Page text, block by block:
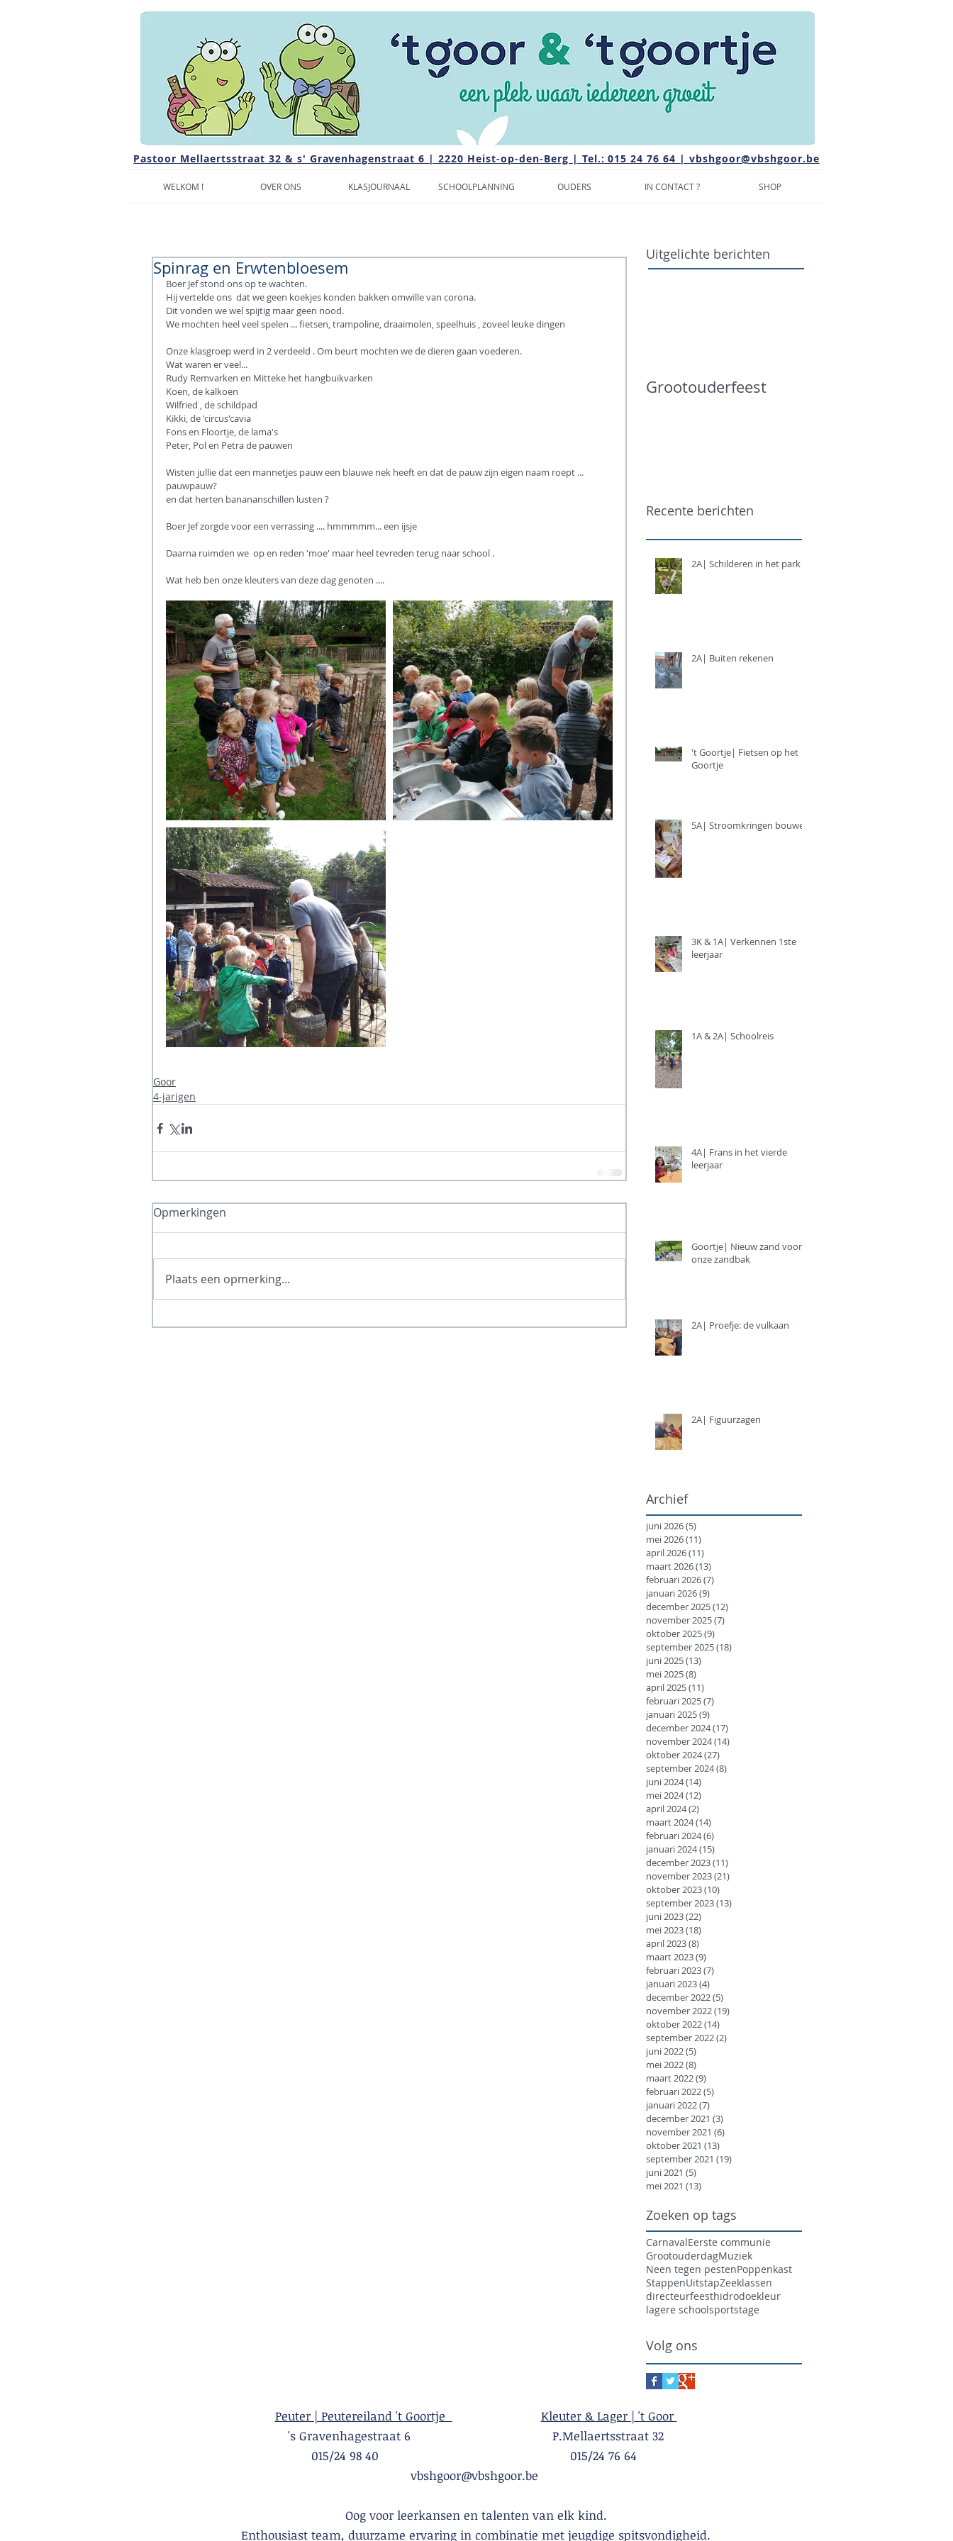
Pastoor Mellaertsstraat 32 & s' Gravenhagenstraat 6 | 2220 Heist-op-den-Berg | Tel.: 015 24 76 64 |vbshgoor@vbshgoor.be
WELKOM ! OVER ONS KLASJOURNAAL SCHOOLPLANNING OUDERS IN CONTACT ? SHOP
Spinrag en Erwtenbloesem
Boer Jef stond ons op te wachten.
Hij vertelde ons  dat we geen koekjes konden bakken omwille van corona.
Dit vonden we wel spijtig maar geen nood.
We mochten heel veel spelen ... fietsen, trampoline, draaimolen, speelhuis , zoveel leuke dingen
Onze klasgroep werd in 2 verdeeld . Om beurt mochten we de dieren gaan voederen.
Wat waren er veel...
Rudy Remvarken en Mitteke het hangbuikvarken
Koen, de kalkoen
Wilfried , de schildpad
Kikki, de 'circus'cavia
Fons en Floortje, de lama's
Peter, Pol en Petra de pauwen
Wisten jullie dat een mannetjes pauw een blauwe nek heeft en dat de pauw zijn eigen naam roept ...
pauwpauw?
en dat herten banananschillen lusten ?
Boer Jef zorgde voor een verrassing .... hmmmmm... een ijsje
Daarna ruimden we  op en reden 'moe' maar heel tevreden terug naar school .
Wat heb ben onze kleuters van deze dag genoten ....
Goor
4-jarigen
Opmerkingen
Plaats een opmerking...
Uitgelichte berichten
Grootouderfeest
Recente berichten
2A| Schilderen in het park
2A| Buiten rekenen
't Goortje| Fietsen op het
Goortje
5A| Stroomkringen bouwen
3K & 1A| Verkennen 1ste
leerjaar
1A & 2A| Schoolreis
4A| Frans in het vierde
leerjaar
Goortje| Nieuw zand voor
onze zandbak
2A| Proefje: de vulkaan
2A| Figuurzagen
Archief
juni 2026(5)
mei 2026(11)
april 2026(11)
maart 2026(13)
februari 2026(7)
januari 2026(9)
december 2025(12)
november 2025(7)
oktober 2025(9)
september 2025(18)
juni 2025(13)
mei 2025(8)
april 2025(11)
februari 2025(7)
januari 2025(9)
december 2024(17)
november 2024(14)
oktober 2024(27)
september 2024(8)
juni 2024(14)
mei 2024(12)
april 2024(2)
maart 2024(14)
februari 2024(6)
januari 2024(15)
december 2023(11)
november 2023(21)
oktober 2023(10)
september 2023(13)
juni 2023(22)
mei 2023(18)
april 2023(8)
maart 2023(9)
februari 2023(7)
januari 2023(4)
december 2022(5)
november 2022(19)
oktober 2022(14)
september 2022(2)
juni 2022(5)
mei 2022(8)
maart 2022(9)
februari 2022(5)
januari 2022(7)
december 2021 (3)
november 2021 (6)
oktober 2021 (13)
september 2021 (19)
juni 2021 (5)
mei 2021 (13)
Zoeken op tags
CarnavalEerste communie
GrootouderdagMuziek
Neen tegen pestenPoppenkast
StappenUitstapZeeklassen
directeurfeesthidrodoekleur
lagere schoolsportstage
Volg ons
Peuter | Peutereiland 't Goortje
Kleuter & Lager | 't Goor
's Gravenhagestraat 6 P.Mellaertsstraat 32
015/24 98 40 015/24 76 64
vbshgoor@vbshgoor.be
Oog voor leerkansen en talenten van elk kind.
Enthousiast team, duurzame ervaring in combinatie met jeugdige spitsvondigheid.